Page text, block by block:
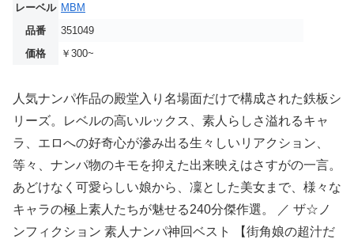
レーベル MBM
品番
351049
価格
￥300~
人気ナンパ作品の殿堂入り名場面だけで構成された鉄板シ
リーズ。レベルの高いルックス、素人らしさ溢れるキャ
ラ、エロへの好奇心が滲み出る生々しいリアクション、
等々、ナンパ物のキモを抑えた出来映えはさすがの一言。
あどけなく可愛らしい娘から、凜とした美女まで、様々な
キャラの極上素人たちが魅せる240分傑作選。 ／ ザ☆ノ
ンフィクション 素人ナンパ神回ベスト 【街角娘の超汁だ